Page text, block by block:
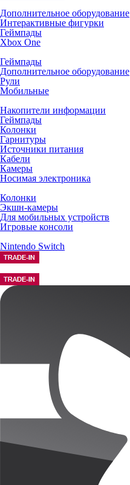
Дополнительное оборудование
Интерактивные фигурки
Геймпады
Xbox One
Геймпады
Дополнительное оборудование
Рули
Мобильные
Накопители информации
Геймпады
Колонки
Гарнитуры
Источники питания
Кабели
Камеры
Носимая электроника
Колонки
Экшн-камеры
Для мобильных устройств
Игровые консоли
Nintendo Switch